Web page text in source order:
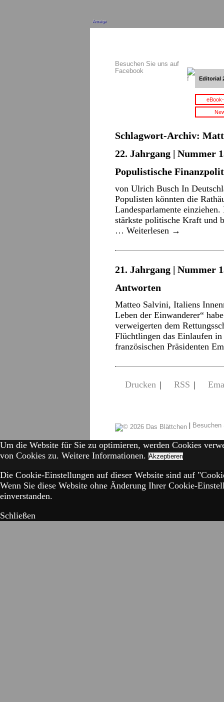
Anzeige
Besuchen Sie uns auf
Facebook
Editorial
Schlagwort-Archiv:
22. Jahrgang | Nummer
Populistische
von Ulrich Busch In
Populisten könnten die
Landesparlamente
stärkste politische Kraft und
… Weiterlesen →
21. Jahrgang | Nummer
Antworten
Matteo Salvini, Italiens
Leben der Einwanderer“
verweigerten dem
Flüchtlingen das Einlaufen
französischen Präsidenten
Drucken | RSS |
|
Um die Website für Sie zu optimieren, werden Cookies
von Cookies zu. Weitere Informationen. Akzeptieren
Die Cookie-Einstellungen auf dieser Website sind auf
Wenn Sie diese Website ohne Änderung Ihrer Cookie-
einverstanden.
Schließen